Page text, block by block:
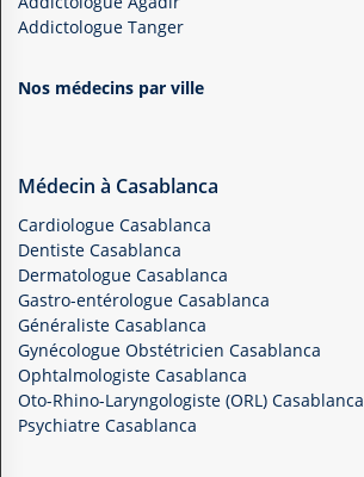
Addictologue Tanger
Nos médecins par ville
Médecin à Casablanca
Cardiologue Casablanca
Dentiste Casablanca
Dermatologue Casablanca
Gastro-entérologue Casablanca
Généraliste Casablanca
Gynécologue Obstétricien Casablanca
Ophtalmologiste Casablanca
Oto-Rhino-Laryngologiste (ORL) Casablanca
Psychiatre Casablanca